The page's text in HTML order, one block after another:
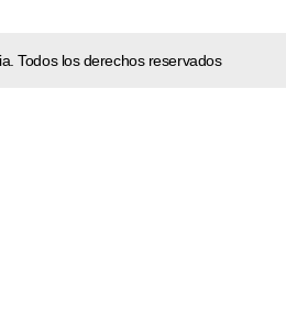
Todos los derechos reservados